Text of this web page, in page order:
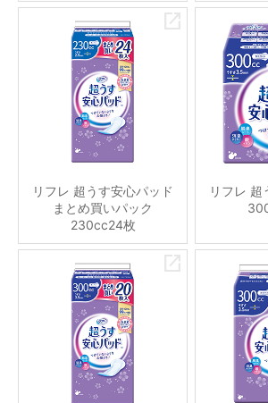
リフレ 超うす安心パッド
まとめ買いパック
230cc24枚
リフレ 超